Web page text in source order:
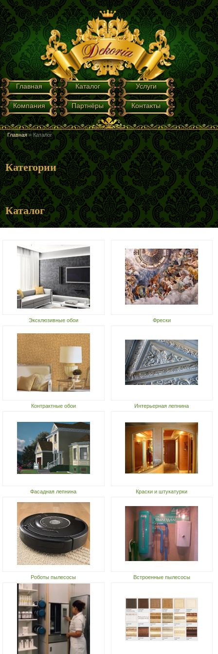
Перейти к основному содержанию
ГЛАВНОЕ МЕНЮ
Главная Каталог Услуги
Компания Партнёры Контакты
ВЫ ЗДЕСЬ
Главная » Каталог
Категории
Каталог
Эксклюзивные обои Фрески
Контрактные обои Интерьерная лепнина
Фасадная лепнина Краски и штукатурки
Роботы пылесосы Встроенные пылесосы